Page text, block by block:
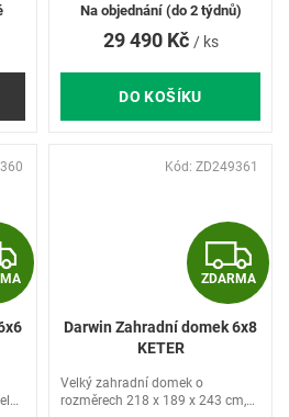
29 490 Kč / ks
DO KOŠÍKU
Evotech.
Na objednání (do 2 týdnů)
Z
D
A
R
Z
D
A
R
ZDARMA
Darwin Zahradní domek 6x8
KETER
Velký zahradní domek o
rozměrech 218 x 189 x 243 cm,
Kód: ZD249361